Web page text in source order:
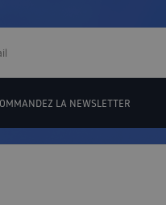
LA NEWSLETTER